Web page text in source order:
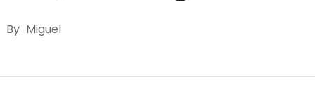
By Miguel